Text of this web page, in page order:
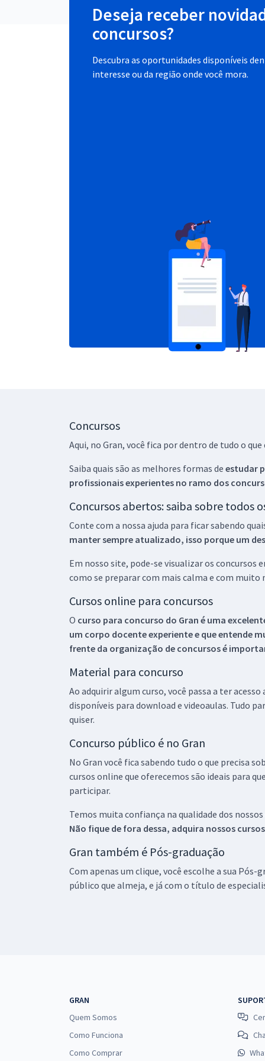
Deseja receber
concursos?
Descubra as oportunidades disponíveis
interesse ou da região onde você mora.
Concursos
Aqui, no Gran, você fica por dentro de tudo o
Saiba quais são as melhores formas de estudar
profissionais experientes no ramo dos
Concursos abertos: saiba sobre todos
Conte com a nossa ajuda para ficar sabendo
manter sempre atualizado, isso porque um
Em nosso site, pode-se visualizar os concursos
como se preparar com mais calma e com muito
Cursos online para concursos
O curso para concurso do Gran é uma
um corpo docente experiente e que entende
frente da organização de concursos é
Material para concurso
Ao adquirir algum curso, você passa a ter
disponíveis para download e videoaulas. Tudo
quiser.
Concurso público é no Gran
No Gran você fica sabendo tudo o que precisa
cursos online que oferecemos são ideais para
participar.
Temos muita confiança na qualidade dos
Não fique de fora dessa, adquira nossos
Gran também é Pós-graduação
Com apenas um clique, você escolhe a sua
público que almeja, e já com o título de
GRAN
Quem Somos
Como Funciona
Como Comprar